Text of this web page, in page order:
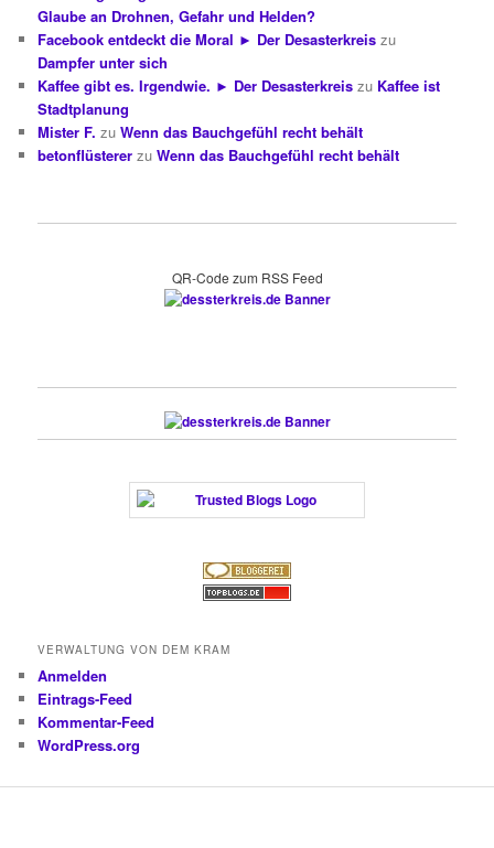
Glaube an Drohnen, Gefahr und Helden?
Facebook entdeckt die Moral ► Der Desasterkreis zu
Dampfer unter sich
Kaffee gibt es. Irgendwie. ► Der Desasterkreis zu Kaffee ist
Stadtplanung
Mister F. zuWenn das Bauchgefühl recht behält
betonflüsterer zuWenn das Bauchgefühl recht behält
QR-Code zum RSS Feed
VERWALTUNG VON DEM KRAM
Anmelden
Eintrags-Feed
Kommentar-Feed
WordPress.org